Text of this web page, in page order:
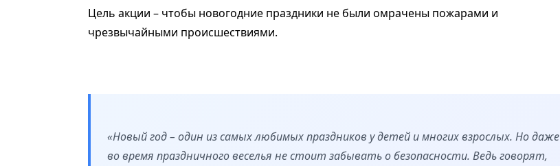
Цель акции – чтобы новогодние праздники не были омрачены пожарами и
чрезвычайными происшествиями.
«Новый год – один из самых любимых праздников у детей и многих взрослых. Но даже
во время праздничного веселья не стоит забывать о безопасности. Ведь говорят,